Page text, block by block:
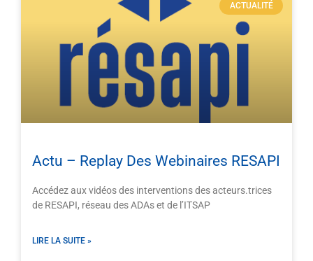
ACTUALITÉ
Actu – Replay Des Webinaires RESAPI
Accédez aux vidéos des interventions des acteurs.trices
de RESAPI, réseau des ADAs et de l’ITSAP
LIRE LA SUITE »